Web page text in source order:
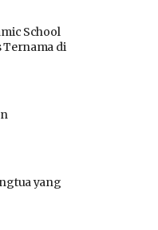
School
Ternama di
yang